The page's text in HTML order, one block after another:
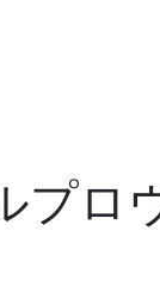
プロ